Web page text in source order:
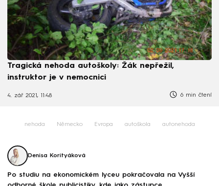
Tragická nehoda autoškoly: Žák nepřežil,
instruktor je v nemocnici
4. zář 2021, 11:48 6 min čtení
nehoda Německo Evropa autoškola autonehoda
Denisa Korityáková
Po studiu na ekonomickém lyceu pokračovala na Vyšší